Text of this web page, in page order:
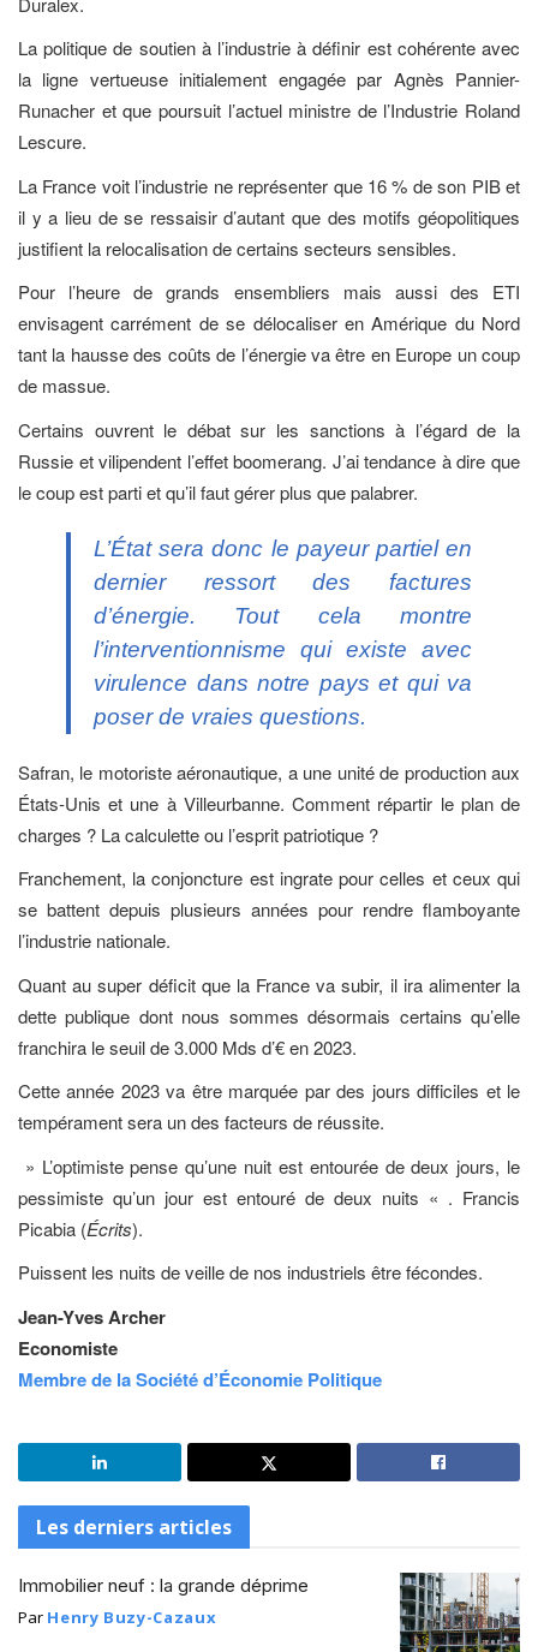
La politique de soutien à l’industrie à définir est cohérente avec
la ligne vertueuse initialement engagée par Agnès Pannier-
Runacher et que poursuit l’actuel ministre de l’Industrie Roland
Lescure.
La France voit l’industrie ne représenter que 16 % de son PIB et
il y a lieu de se ressaisir d’autant que des motifs géopolitiques
justifient la relocalisation de certains secteurs sensibles.
Pour l’heure de grands ensembliers mais aussi des ETI
envisagent carrément de se délocaliser en Amérique du Nord
tant la hausse des coûts de l’énergie va être en Europe un coup
de massue.
Certains ouvrent le débat sur les sanctions à l’égard de la
Russie et vilipendent l’effet boomerang. J’ai tendance à dire que
le coup est parti et qu’il faut gérer plus que palabrer.
L’État sera donc le payeur partiel en
dernier ressort des factures
d’énergie. Tout cela montre
l’interventionnisme qui existe avec
virulence dans notre pays et qui va
poser de vraies questions.
Safran, le motoriste aéronautique, a une unité de production aux
États-Unis et une à Villeurbanne. Comment répartir le plan de
charges ? La calculette ou l’esprit patriotique ?
Franchement, la conjoncture est ingrate pour celles et ceux qui
se battent depuis plusieurs années pour rendre flamboyante
l’industrie nationale.
Quant au super déficit que la France va subir, il ira alimenter la
dette publique dont nous sommes désormais certains qu’elle
franchira le seuil de 3.000 Mds d’€ en 2023.
Cette année 2023 va être marquée par des jours difficiles et le
tempérament sera un des facteurs de réussite.
» L’optimiste pense qu’une nuit est entourée de deux jours, le
pessimiste qu’un jour est entouré de deux nuits « . Francis
Picabia (Écrits).
Puissent les nuits de veille de nos industriels être fécondes.
Jean-Yves Archer
Economiste
Membre de la Société d’Économie Politique
Les derniers articles
Immobilier neuf : la grande déprime
Par Henry Buzy-Cazaux